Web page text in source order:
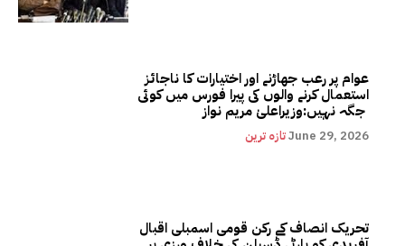
عوام پر رعب جھاڑنے اور اختیارات کا ناجائز
استعمال کرنے والوں کی پیرا فورس میں کوئی
تازہ ترینJune 29, 2026
تحریک انصاف کے رکن قومی اسمبلی اقبال